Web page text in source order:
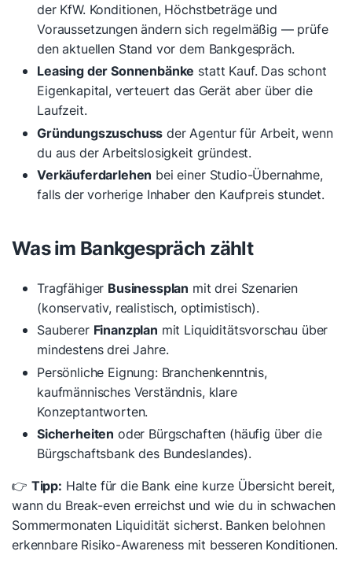
der KfW. Konditionen, Höchstbeträge und
Voraussetzungen ändern sich regelmäßig — prüfe
den aktuellen Stand vor dem Bankgespräch.
Leasing der Sonnenbänke statt Kauf. Das schont
Eigenkapital, verteuert das Gerät aber über die
Laufzeit.
Gründungszuschuss der Agentur für Arbeit, wenn
du aus der Arbeitslosigkeit gründest.
Verkäuferdarlehen bei einer Studio-Übernahme,
falls der vorherige Inhaber den Kaufpreis stundet.
Was im Bankgespräch zählt
Tragfähiger Businessplan mit drei Szenarien
(konservativ, realistisch, optimistisch).
Sauberer Finanzplan mit Liquiditätsvorschau über
mindestens drei Jahre.
Persönliche Eignung: Branchenkenntnis,
kaufmännisches Verständnis, klare
Konzeptantworten.
Sicherheiten oder Bürgschaften (häufig über die
Bürgschaftsbank des Bundeslandes).
👉 Tipp: Halte für die Bank eine kurze Übersicht bereit,
wann du Break-even erreichst und wie du in schwachen
Sommermonaten Liquidität sicherst. Banken belohnen
erkennbare Risiko-Awareness mit besseren Konditionen.